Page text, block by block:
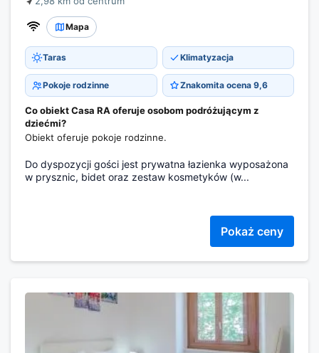
Mapa
Taras Klimatyzacja
Pokoje rodzinne Znakomita ocena 9,6
Co obiekt Casa RA oferuje osobom podróżującym z
dziećmi?
Obiekt oferuje pokoje rodzinne.
Do dyspozycji gości jest prywatna łazienka wyposażona
w prysznic, bidet oraz zestaw kosmetyków (w...
Pokaż ceny